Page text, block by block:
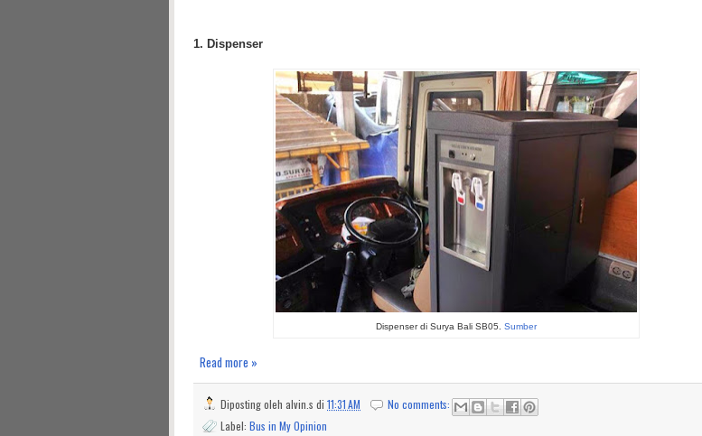
1. Dispenser
Dispenser di Surya Bali SB05. Sumber
Read more »
Diposting oleh alvin.s di 11:31 AM
No comments:
Label: Bus in My Opinion